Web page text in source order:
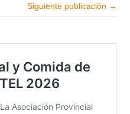
Siguiente publicación →